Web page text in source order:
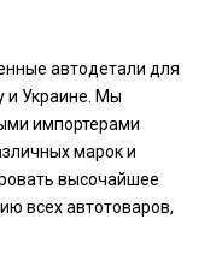
автодетали для
и Украине. Мы
импортерами
марок и
высочайшее
всех автотоваров,